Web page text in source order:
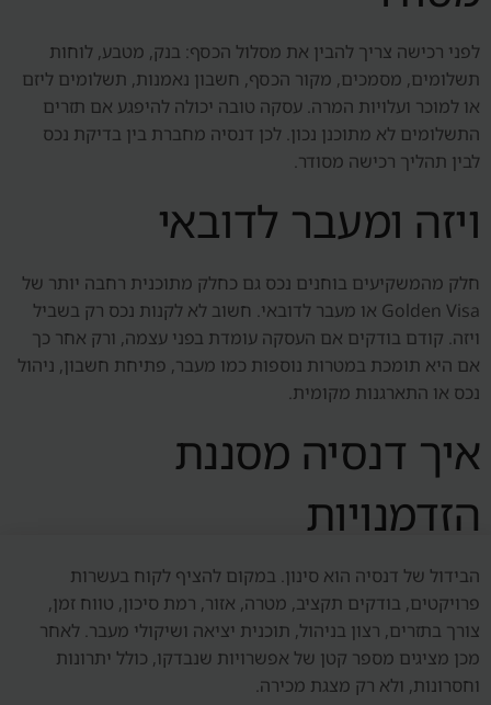
לפני רכישה צריך להבין את מסלול הכסף: בנק, מטבע, לוחות
תשלומים, מסמכים, מקור הכסף, חשבון נאמנות, תשלומים ליזם
או למוכר ועלויות המרה. עסקה טובה יכולה להיפגע אם תזרים
התשלומים לא מתוכנן נכון. לכן דנסיה מחברת בין בדיקת נכס
לבין תהליך רכישה מסודר.
ויזה ומעבר לדובאי
חלק מהמשקיעים בוחנים נכס גם כחלק מתוכנית רחבה יותר של
Golden Visa או מעבר לדובאי. חשוב לא לקנות נכס רק בשביל
ויזה. קודם בודקים אם העסקה עומדת בפני עצמה, ורק אחר כך
אם היא תומכת במטרות נוספות כמו מעבר, פתיחת חשבון, ניהול
נכס או התארגנות מקומית.
איך דנסיה מסננת
הזדמנויות
הבידול של דנסיה הוא סינון. במקום להציף לקוח בעשרות
פרויקטים, בודקים תקציב, מטרה, אזור, רמת סיכון, טווח זמן,
צורך בתזרים, רצון בניהול, תוכנית יציאה ושיקולי מעבר. לאחר
מכן מציגים מספר קטן של אפשרויות שנבדקו, כולל יתרונות
וחסרונות, ולא רק מצגת מכירה.